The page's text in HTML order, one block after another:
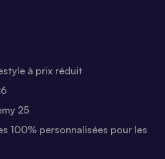
à prix réduit
25
100% personnalisées pour les